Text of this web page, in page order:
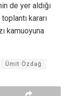
de yer aldığı
kararı
kamuoyuna
Ümit Özdağ